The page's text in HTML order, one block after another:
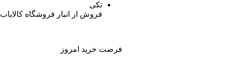
فروش از انبار فروشگاه کالایاب
فرصت خرید امروز